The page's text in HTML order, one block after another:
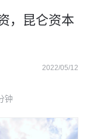
，昆仑资本
2022/05/12
钟